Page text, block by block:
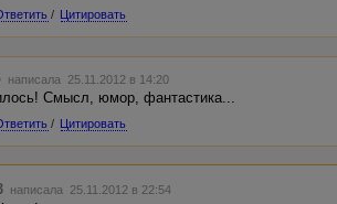
/ Цитировать
написала 25.11.2012 в 14:20
Смысл, юмор, фантастика...
/ Цитировать
написала 25.11.2012 в 22:54